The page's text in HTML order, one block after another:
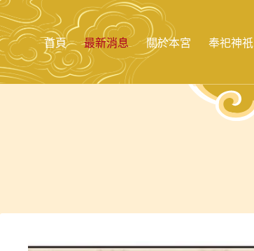
跳
至
主
要
內
首頁 最新消息 關於本宮 奉祀神祇